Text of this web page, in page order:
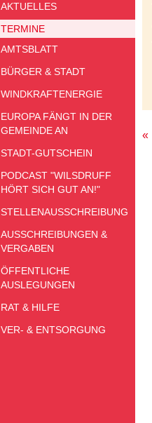
AKTUELLES
TERMINE
AMTSBLATT
BÜRGER & STADT
WINDKRAFTENERGIE
EUROPA FÄNGT IN DER
GEMEINDE AN
STADT-GUTSCHEIN
PODCAST "WILSDRUFF
HÖRT SICH GUT AN!"
STELLENAUSSCHREIBUNG
AUSSCHREIBUNGEN &
VERGABEN
ÖFFENTLICHE
AUSLEGUNGEN
RAT & HILFE
VER- & ENTSORGUNG
«